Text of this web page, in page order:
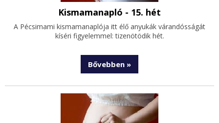
Kismamanapló - 15. hét
A Pécsimami kismamanaplója itt élő anyukák várandósságát
kíséri figyelemmel: tizenötödik hét.
Bővebben »